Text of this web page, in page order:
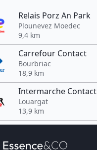
Relais Porz An Park
Plounevez Moedec
9,4 km
Carrefour Contact
Bourbriac
18,9 km
Intermarche Contact
Louargat
13,9 km